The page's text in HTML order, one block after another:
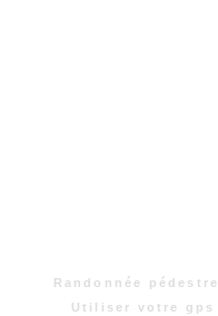
Randonnée
Utiliser votre gps